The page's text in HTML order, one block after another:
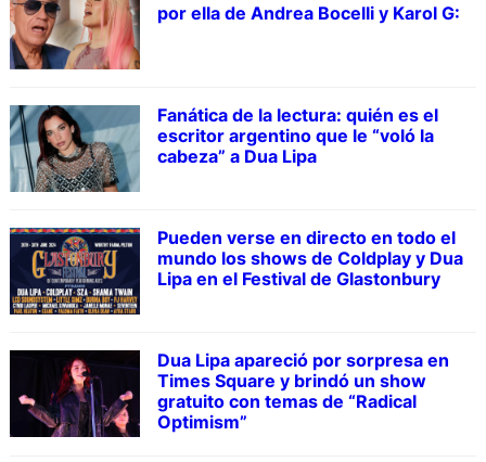
por ella de Andrea Bocelli y Karol G:
Fanática de la lectura: quién es el
escritor argentino que le “voló la
cabeza” a Dua Lipa
Pueden verse en directo en todo el
mundo los shows de Coldplay y Dua
Lipa en el Festival de Glastonbury
Dua Lipa apareció por sorpresa en
Times Square y brindó un show
gratuito con temas de “Radical
Optimism”